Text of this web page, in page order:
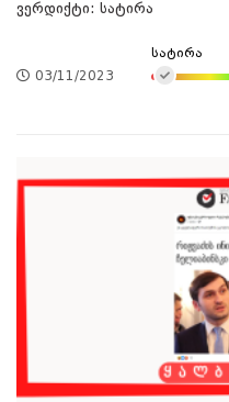
ვერდიქტი: სატირა
03/11/2023
სატირა